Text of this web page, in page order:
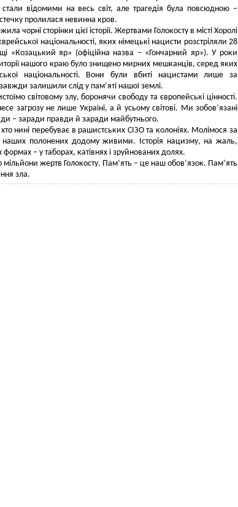
відомими на весь світ, але трагедія була повсюдною –
пролилася невинна кров.
чорні сторінки цієї історії. Жертвами Голокосту в місті Хоролі
національності, яких німецькі нацисти розстріляли 28
«Козацький яр» (офіційна назва – «Гончарний яр»). У роки
нашого краю було знищено мирних мешканців, серед яких
національності. Вони були вбиті нацистами лише за
залишили слід у пам’яті нашої землі.
світовому злу, боронячи свободу та європейські цінності.
загрозу не лише Україні, а й усьому світові. Ми зобов’язані
– заради правди й заради майбутнього.
нині перебуває в рашистських СІЗО та колоніях. Молімося за
полонених додому живими. Історія нацизму, на жаль,
– у таборах, катівнях і зруйнованих долях.
жертв Голокосту. Пам’ять – це наш обов’язок. Пам’ять
зла.